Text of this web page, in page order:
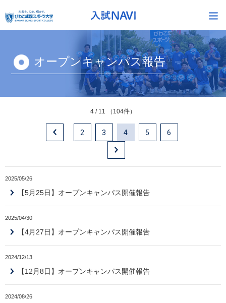
オープンキャンパス報告
4 / 11 （104件）
2 3 4 5 6
2025/05/26
【5月25日】オープンキャンパス開催報告
2025/04/30
【4月27日】オープンキャンパス開催報告
2024/12/13
【12月8日】オープンキャンパス開催報告
2024/08/26